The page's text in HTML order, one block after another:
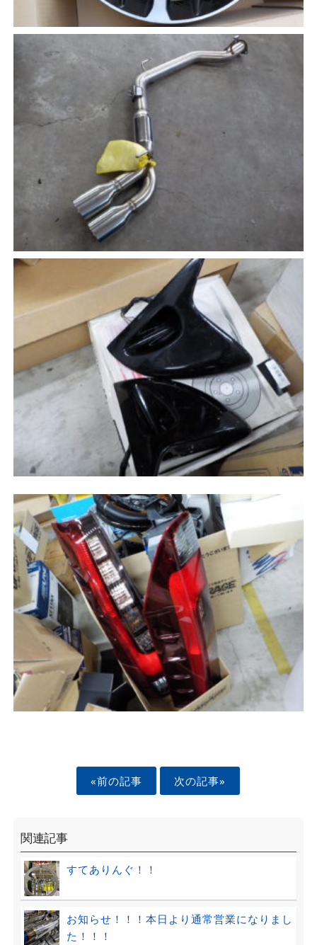
«前の記事 次の記事»
関連記事
すてありんぐ！！
お知らせ！！！本日より通常営業になりまし
た！！！